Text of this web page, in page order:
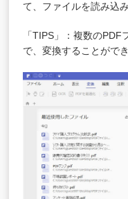
て、ファイルを読み込み
「TIPS」：複数の
で、変換することができ